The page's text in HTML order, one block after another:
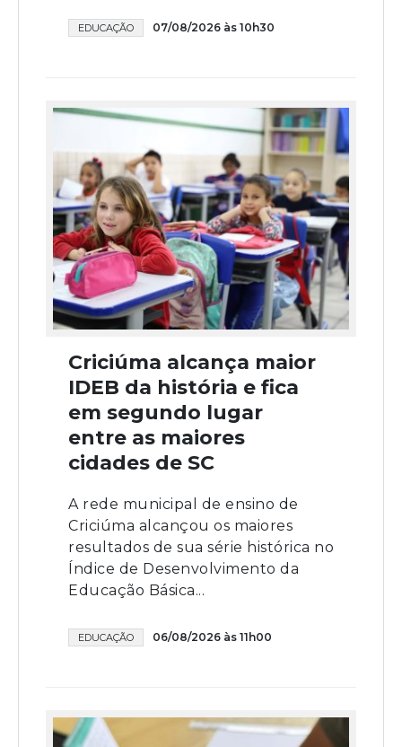
EDUCAÇÃO 07/08/2026 às 10h30
Criciúma alcança maior
IDEB da história e fica
em segundo lugar
entre as maiores
cidades de SC
A rede municipal de ensino de
Criciúma alcançou os maiores
resultados de sua série histórica no
Índice de Desenvolvimento da
Educação Básica...
EDUCAÇÃO 06/08/2026 às 11h00